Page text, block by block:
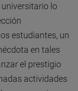
universitario lo
estudiantes, un
en tales
el prestigio
actividades